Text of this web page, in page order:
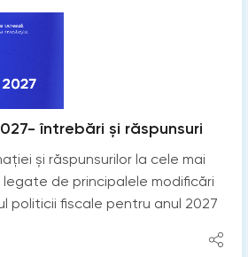
întrebări și răspunsuri
și răspunsurilor la cele mai
de principalele modificări
politicii fiscale pentru anul 2027